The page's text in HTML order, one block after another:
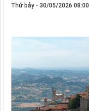
Thứ bảy - 30/05/2026 08:00